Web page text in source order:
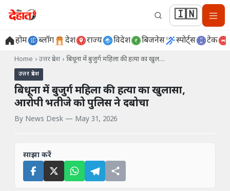
🇮🇳
होम ब्लॉग देश राज्य विदेश बिजनेस स्पोर्ट्स टेक
Home › उत्तर प्रदेश › बिधूना में बुजुर्ग महिला की हत्या का खुल…
उत्तर प्रदेश
बिधूना में बुजुर्ग महिला की हत्या का खुलासा,
आरोपी भतीजे को पुलिस ने दबोचा
By News Desk — May 31, 2026
साझा करें